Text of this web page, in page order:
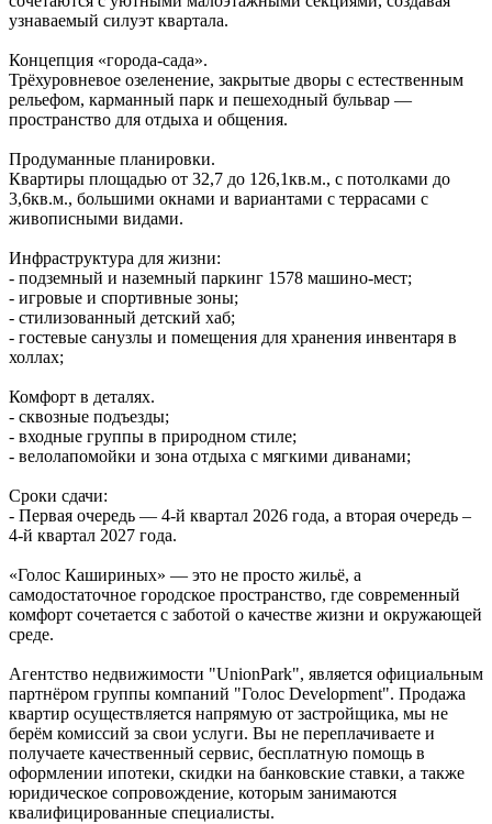
узнаваемый силуэт квартала.
Концепция «города‑сада».
Трёхуровневое озеленение, закрытые дворы с естественным
рельефом, карманный парк и пешеходный бульвар —
пространство для отдыха и общения.
Продуманные планировки.
Квартиры площадью от 32,7 до 126,1кв.м., с потолками до
3,6кв.м., большими окнами и вариантами с террасами с
живописными видами.
Инфраструктура для жизни:
- подземный и наземный паркинг 1578 машино‑мест;
- игровые и спортивные зоны;
- стилизованный детский хаб;
- гостевые санузлы и помещения для хранения инвентаря в
холлах;
Комфорт в деталях.
- сквозные подъезды;
- входные группы в природном стиле;
- велолапомойки и зона отдыха с мягкими диванами;
Сроки сдачи:
- Первая очередь — 4‑й квартал 2026 года, а вторая очередь –
4-й квартал 2027 года.
«Голос Кашириных» — это не просто жильё, а
самодостаточное городское пространство, где современный
комфорт сочетается с заботой о качестве жизни и окружающей
среде.
Агентство недвижимости "UnionPark", является официальным
партнёром группы компаний "Голос Development". Продажа
квартир осуществляется напрямую от застройщика, мы не
берём комиссий за свои услуги. Вы не переплачиваете и
получаете качественный сервис, бесплатную помощь в
оформлении ипотеки, скидки на банковские ставки, а также
юридическое сопровождение, которым занимаются
квалифицированные специалисты.